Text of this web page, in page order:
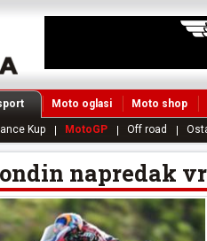
Moto oglasi Moto shop
Kup MotoGP Off road
napredak